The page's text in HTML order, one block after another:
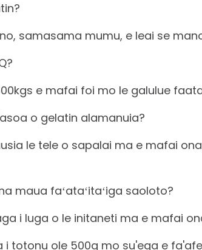
samasama mumu, e leai se
e mafai foi mo le galulue
o gelatin alamanuia?
le tele o sapalai ma e mafai
maua faʻataʻitaʻiga saoloto?
i luga o le initaneti ma e mafai
i totonu ole 500g mo su'ega e